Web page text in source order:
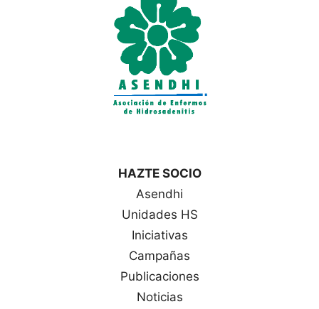
HAZTE SOCIO
Asendhi
Unidades HS
Iniciativas
Campañas
Publicaciones
Noticias